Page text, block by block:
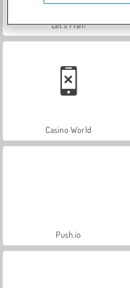
Let's Fish!
Casino World
Push.io